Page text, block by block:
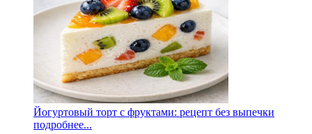
Йогуртовый торт с фруктами: рецепт без выпечки
подробнее...